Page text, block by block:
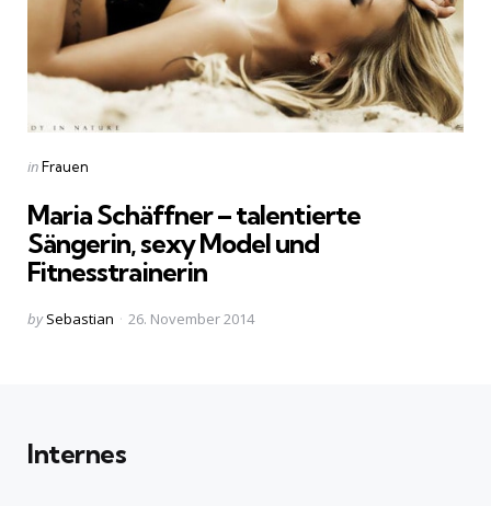
Categories
Posted
inFrauen
Maria Schäffner – talentierte
Sängerin, sexy Model und
Fitnesstrainerin
Posted
by Sebastian 26. November 2014
Internes